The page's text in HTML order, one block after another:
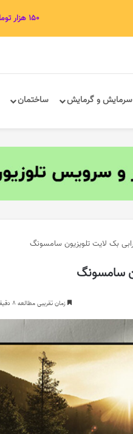
۱۵۰ هزار تومان تخفیف
سرمایش و گرمایش ساختمان
زمان تقریبی مطالعه 8 دقیقه